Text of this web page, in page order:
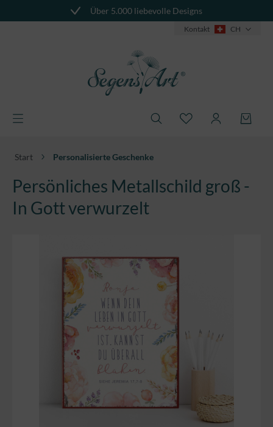
Über 5.000 liebevolle Designs
Kontakt CH
Start Personalisierte Geschenke
Persönliches Metallschild groß -
In Gott verwurzelt